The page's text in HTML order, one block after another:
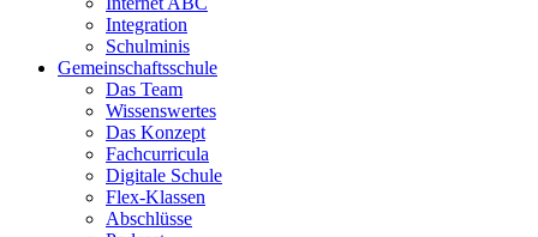
Integration
Schulminis
Gemeinschaftsschule
Das Team
Wissenswertes
Das Konzept
Fachcurricula
Digitale Schule
Flex-Klassen
Abschlüsse